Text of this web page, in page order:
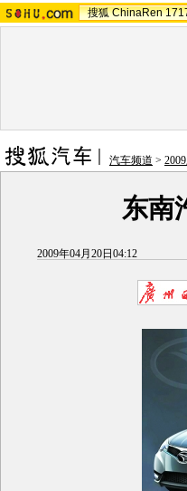
搜狐 ChinaRen
汽车频道 >
东南
2009年04月20日04:12